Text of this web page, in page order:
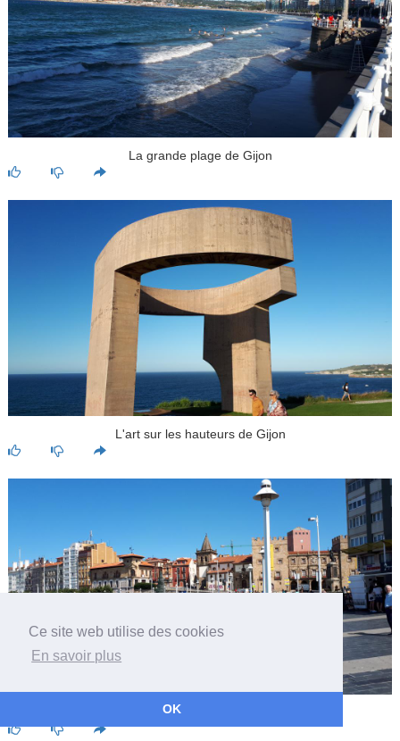
Ce site web utilise des cookies
En savoir plus
OK
La grande plage de Gijon
L'art sur les hauteurs de Gijon
Les quais de Gijon